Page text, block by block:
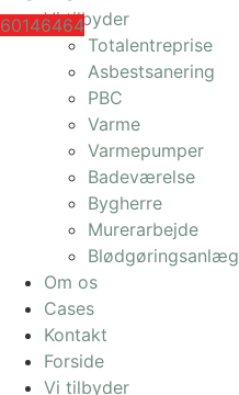
60146464Vi tilbyder
Totalentreprise
Asbestsanering
PBC
Varme
Varmepumper
Badeværelse
Bygherre
Murerarbejde
Blødgøringsanlæg
Om os
Cases
Kontakt
Forside
Vi tilbyder